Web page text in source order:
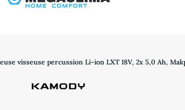
visseuse percussion Li-ion LXT 18V, 2x 5,0 Ah,